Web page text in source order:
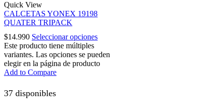
Quick View
CALCETAS YONEX 19198
QUATER TRIPACK
$14.990 Seleccionar opciones
Este producto tiene múltiples
variantes. Las opciones se pueden
elegir en la página de producto
Add to Compare
37 disponibles